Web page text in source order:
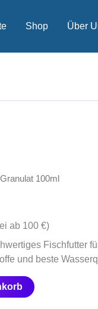
Shop Über
100ml
ab 100 €)
Fischfutter
und beste